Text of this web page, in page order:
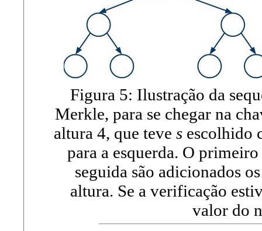
Figura 5: Ilustração da
Merkle, para se chegar na
altura 4, que teve s escolhido
para a esquerda. O
seguida são adicionados
altura. Se a verificação
valor do